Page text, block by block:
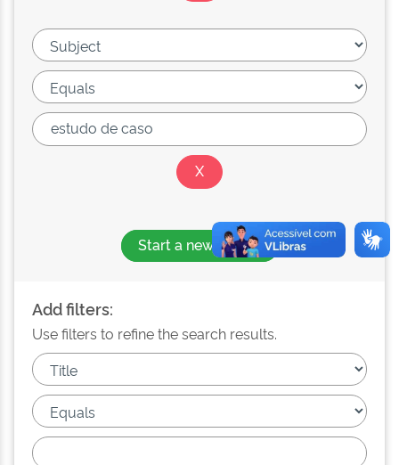
Start a new search
Add filters:
Use filters to refine the search results.